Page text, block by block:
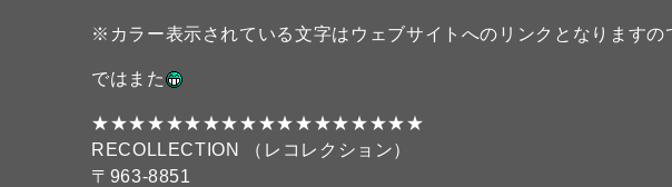
※カラー表示されている文字はウェブサイトへのリンクとなりますの
ではまた
★★★★★★★★★★★★★★★★★★
RECOLLECTION （レコレクション）
〒963-8851